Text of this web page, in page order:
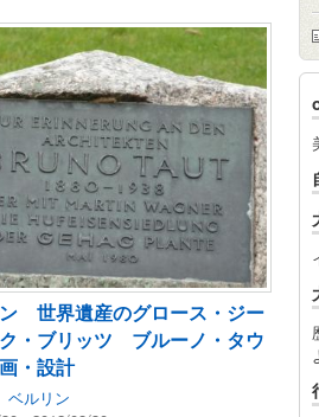
世界遺産のグロース・ジー
ク・ブリッツ ブルーノ・タウ
・設計
ベルリン